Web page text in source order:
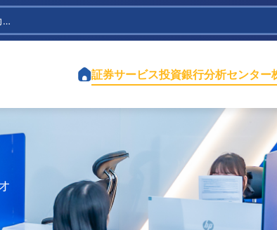
証券サービス投資銀行分析センター